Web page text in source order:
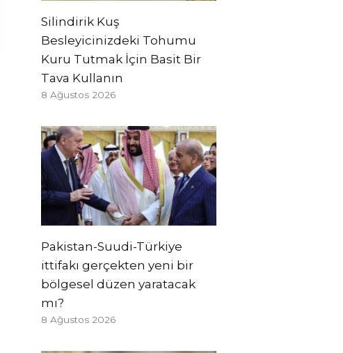
Silindirik Kuş
Besleyicinizdeki Tohumu
Kuru Tutmak İçin Basit Bir
Tava Kullanın
8 Ağustos 2026
Pakistan-Suudi-Türkiye
ittifakı gerçekten yeni bir
bölgesel düzen yaratacak
mı?
8 Ağustos 2026